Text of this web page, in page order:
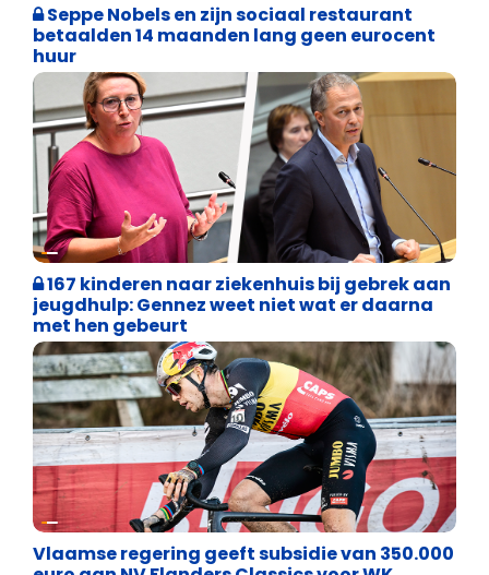
Seppe Nobels en zijn sociaal restaurant
betaalden 14 maanden lang geen eurocent
huur
Binnenland politiek
167 kinderen naar ziekenhuis bij gebrek aan
jeugdhulp: Gennez weet niet wat er daarna
met hen gebeurt
Binnenland politiek
Vlaamse regering geeft subsidie van 350.000